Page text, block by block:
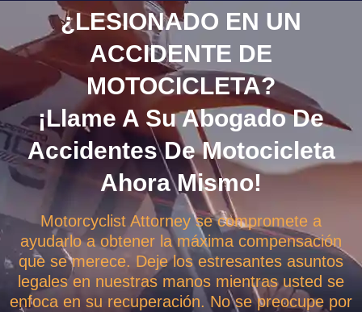
¿LESIONADO EN UN
ACCIDENTE DE
MOTOCICLETA?​
¡Llame A Su Abogado De
Accidentes De Motocicleta
Ahora Mismo!
Motorcyclist Attorney se compromete a
ayudarlo a obtener la máxima compensación
que se merece. Deje los estresantes asuntos
legales en nuestras manos mientras usted se
enfoca en su recuperación. No se preocupe por